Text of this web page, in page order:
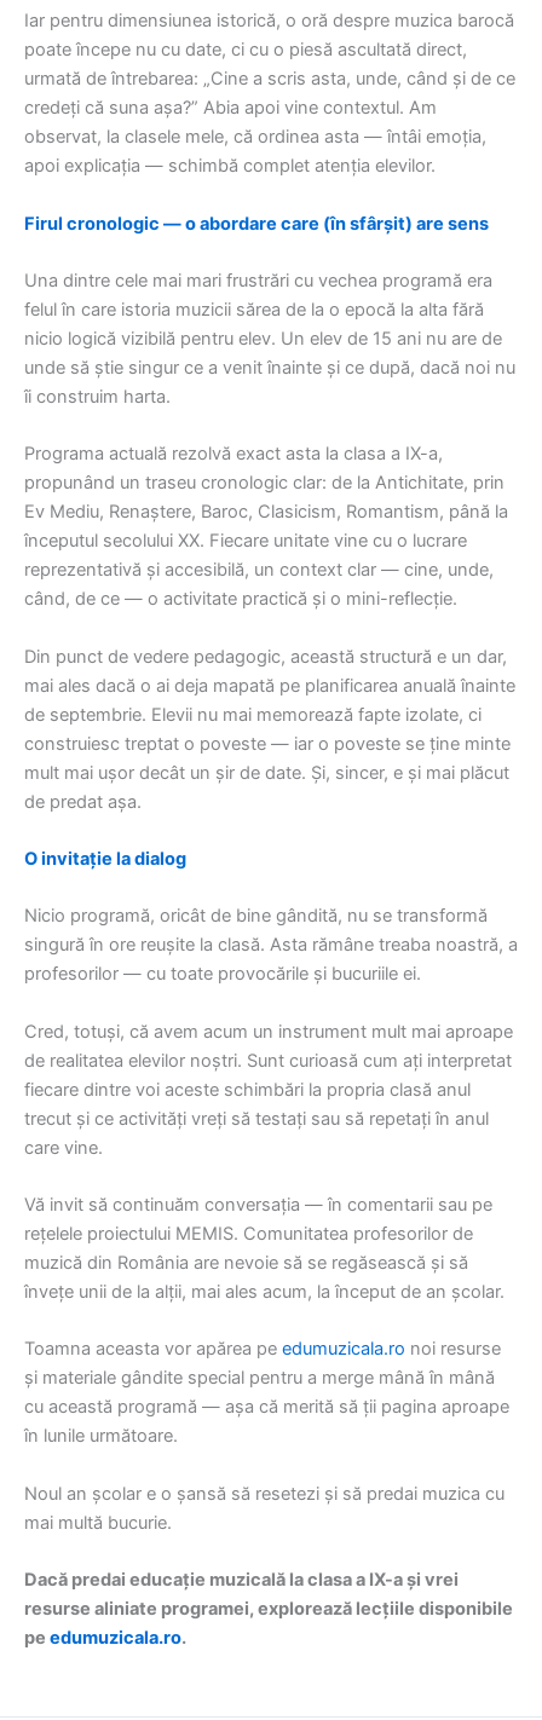
Iar pentru dimensiunea istorică, o oră despre muzica barocă
poate începe nu cu date, ci cu o piesă ascultată direct,
urmată de întrebarea: „Cine a scris asta, unde, când și de ce
credeți că suna așa?” Abia apoi vine contextul. Am
observat, la clasele mele, că ordinea asta — întâi emoția,
apoi explicația — schimbă complet atenția elevilor.
Firul cronologic — o abordare care (în sfârșit) are sens
Una dintre cele mai mari frustrări cu vechea programă era
felul în care istoria muzicii sărea de la o epocă la alta fără
nicio logică vizibilă pentru elev. Un elev de 15 ani nu are de
unde să știe singur ce a venit înainte și ce după, dacă noi nu
îi construim harta.
Programa actuală rezolvă exact asta la clasa a IX-a,
propunând un traseu cronologic clar: de la Antichitate, prin
Ev Mediu, Renaștere, Baroc, Clasicism, Romantism, până la
începutul secolului XX. Fiecare unitate vine cu o lucrare
reprezentativă și accesibilă, un context clar — cine, unde,
când, de ce — o activitate practică și o mini-reflecție.
Din punct de vedere pedagogic, această structură e un dar,
mai ales dacă o ai deja mapată pe planificarea anuală înainte
de septembrie. Elevii nu mai memorează fapte izolate, ci
construiesc treptat o poveste — iar o poveste se ține minte
mult mai ușor decât un șir de date. Și, sincer, e și mai plăcut
de predat așa.
O invitație la dialog
Nicio programă, oricât de bine gândită, nu se transformă
singură în ore reușite la clasă. Asta rămâne treaba noastră, a
profesorilor — cu toate provocările și bucuriile ei.
Cred, totuși, că avem acum un instrument mult mai aproape
de realitatea elevilor noștri. Sunt curioasă cum ați interpretat
fiecare dintre voi aceste schimbări la propria clasă anul
trecut și ce activități vreți să testați sau să repetați în anul
care vine.
Vă invit să continuăm conversația — în comentarii sau pe
rețelele proiectului MEMIS. Comunitatea profesorilor de
muzică din România are nevoie să se regăsească și să
învețe unii de la alții, mai ales acum, la început de an școlar.
Toamna aceasta vor apărea pe edumuzicala.ro noi resurse
și materiale gândite special pentru a merge mână în mână
cu această programă — așa că merită să ții pagina aproape
în lunile următoare.
Noul an școlar e o șansă să resetezi și să predai muzica cu
mai multă bucurie.
Dacă predai educație muzicală la clasa a IX-a și vrei
resurse aliniate programei, explorează lecțiile disponibile
pe edumuzicala.ro.